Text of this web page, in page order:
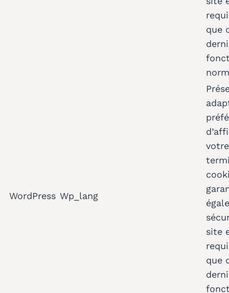
que
WordPress Wp_lang
votre
site
que